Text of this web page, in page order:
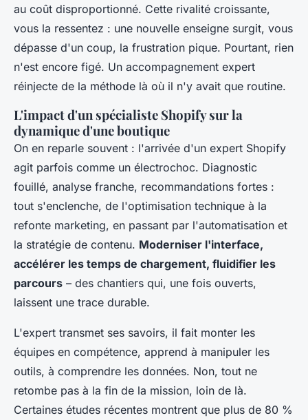
au coût disproportionné. Cette rivalité croissante,
vous la ressentez : une nouvelle enseigne surgit, vous
dépasse d'un coup, la frustration pique. Pourtant, rien
n'est encore figé. Un accompagnement expert
réinjecte de la méthode là où il n'y avait que routine.
L'impact d'un spécialiste Shopify sur la
dynamique d'une boutique
On en reparle souvent : l'arrivée d'un expert Shopify
agit parfois comme un électrochoc. Diagnostic
fouillé, analyse franche, recommandations fortes :
tout s'enclenche, de l'optimisation technique à la
refonte marketing, en passant par l'automatisation et
la stratégie de contenu. Moderniser l'interface,
accélérer les temps de chargement, fluidifier les
parcours – des chantiers qui, une fois ouverts,
laissent une trace durable.
L'expert transmet ses savoirs, il fait monter les
équipes en compétence, apprend à manipuler les
outils, à comprendre les données. Non, tout ne
retombe pas à la fin de la mission, loin de là.
Certaines études récentes montrent que plus de 80 %